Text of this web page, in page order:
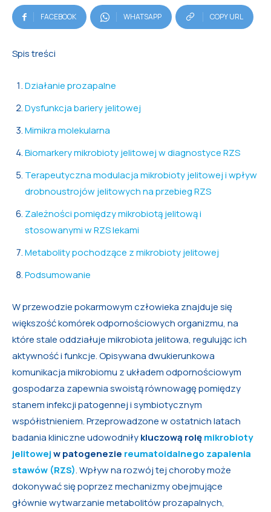
FACEBOOK WHATSAPP COPY URL
Spis treści
Działanie prozapalne
Dysfunkcja bariery jelitowej
Mimikra molekularna
Biomarkery mikrobioty jelitowej w diagnostyce RZS
Terapeutyczna modulacja mikrobioty jelitowej i wpływ
drobnoustrojów jelitowych na przebieg RZS
Zależności pomiędzy mikrobiotą jelitową i
stosowanymi w RZS lekami
Metabolity pochodzące z mikrobioty jelitowej
Podsumowanie
W przewodzie pokarmowym człowieka znajduje się
większość komórek odpornościowych organizmu, na
które stale oddziałuje mikrobiota jelitowa, regulując ich
aktywność i funkcje. Opisywana dwukierunkowa
komunikacja mikrobiomu z układem odpornościowym
gospodarza zapewnia swoistą równowagę pomiędzy
stanem infekcji patogennej i symbiotycznym
współistnieniem. Przeprowadzone w ostatnich latach
badania kliniczne udowodniłykluczową rolęmikrobioty
jelitowejw patogenezie reumatoidalnego zapalenia
stawów (RZS). Wpływ na rozwój tej choroby może
dokonywać się poprzez mechanizmy obejmujące
głównie wytwarzanie metabolitów prozapalnych,